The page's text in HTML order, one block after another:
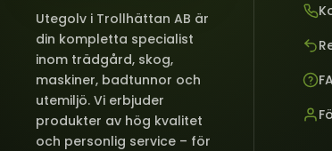
Utegolv i Trollhättan AB är
din kompletta specialist
inom trädgård, skog,
maskiner, badtunnor och
utemiljö. Vi erbjuder
produkter av hög kvalitet
och personlig service – för